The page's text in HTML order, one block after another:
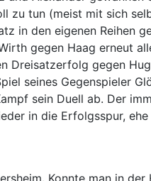
zu tun (meist mit sich
in den eigenen Reihen
gegen Haag erneut
gegen
seines Gegenspieler
sein Duell ab. Der
in die Erfolgsspur,
Konnte man in